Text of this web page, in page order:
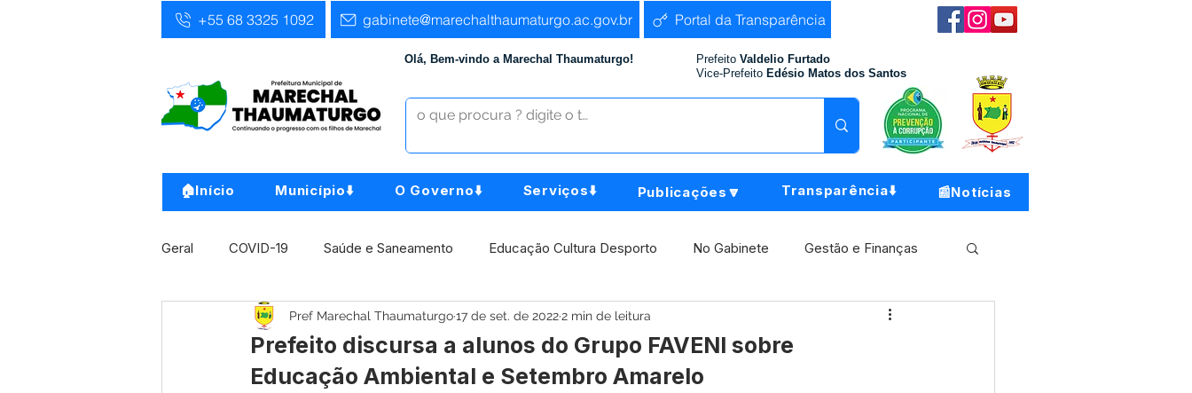
+55 68 3325 1092 gabinete@marechalthaumaturgo.ac.gov.br Portal da Transparência
Olá, Bem-vindo a Marechal Thaumaturgo! Prefeito Valdelio Furtado
Vice-Prefeito Edésio Matos dos Santos
🏠Início Município⬇️ O Governo⬇️ Serviços⬇️ Publicações🔽 Transparência⬇️ 📰Notícias
Geral COVID-19 Saúde e Saneamento Educação Cultura Desporto No Gabinete Gestão e Finanças
Infra, Obra e Transporte Assistência Social Comunidade Agricultura e Produção Meio Ambiente
Concursos Comunicado Institucional e Governo Políticas Públicas
Prefeito discursa a alunos do Grupo FAVENI sobre
Educação Ambiental e Setembro Amarelo
Pref Marechal Thaumaturgo17 de set. de 20222 min de leitura